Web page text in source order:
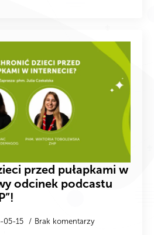
przed pułapkami w
odcinek podcastu
05-15 Brak komentarzy